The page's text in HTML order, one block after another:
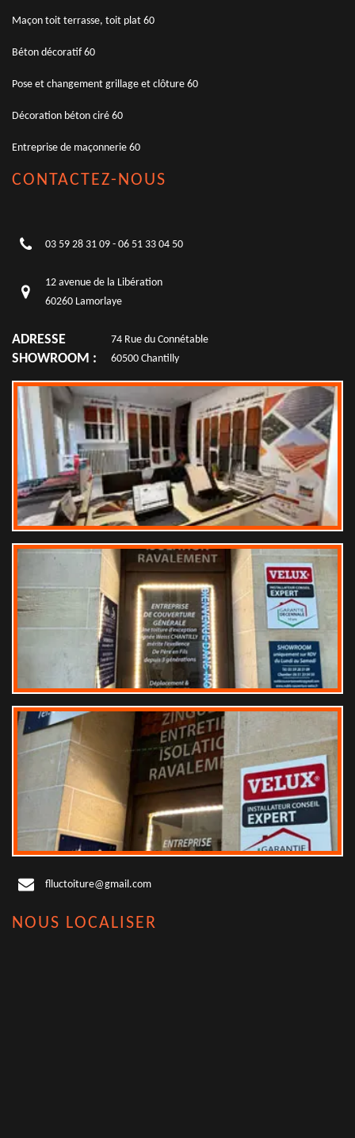
Maçon toit terrasse, toit plat 60
Béton décoratif 60
Pose et changement grillage et clôture 60
Décoration béton ciré 60
Entreprise de maçonnerie 60
CONTACTEZ-NOUS
03 59 28 31 09 - 06 51 33 04 50
12 avenue de la Libération
60260 Lamorlaye
ADRESSE
SHOWROOM :
74 Rue du Connétable
60500 Chantilly
flluctoiture@gmail.com
NOUS LOCALISER